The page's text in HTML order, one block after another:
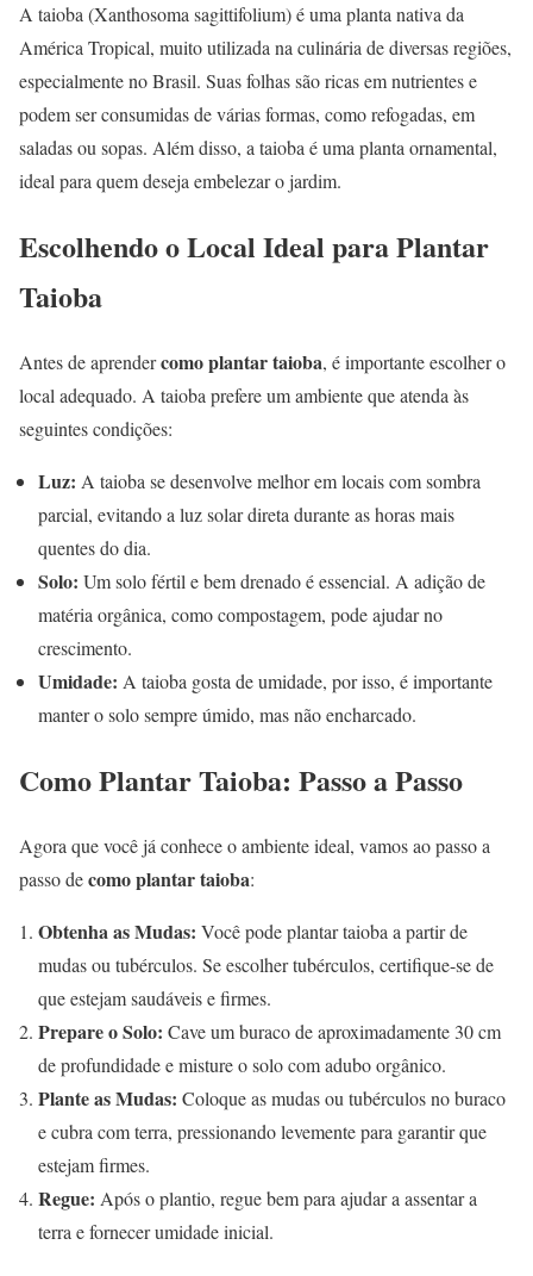
A taioba (Xanthosoma sagittifolium) é uma planta nativa da
América Tropical, muito utilizada na culinária de diversas regiões,
especialmente no Brasil. Suas folhas são ricas em nutrientes e
podem ser consumidas de várias formas, como refogadas, em
saladas ou sopas. Além disso, a taioba é uma planta ornamental,
ideal para quem deseja embelezar o jardim.
Escolhendo o Local Ideal para Plantar
Taioba
Antes de aprendercomo plantar taioba, é importante escolher o
local adequado. A taioba prefere um ambiente que atenda às
seguintes condições:
Luz: A taioba se desenvolve melhor em locais com sombra
parcial, evitando a luz solar direta durante as horas mais
quentes do dia.
Solo: Um solo fértil e bem drenado é essencial. A adição de
matéria orgânica, como compostagem, pode ajudar no
crescimento.
Umidade: A taioba gosta de umidade, por isso, é importante
manter o solo sempre úmido, mas não encharcado.
Como Plantar Taioba: Passo a Passo
Agora que você já conhece o ambiente ideal, vamos ao passo a
passo decomo plantar taioba:
Obtenha as Mudas: Você pode plantar taioba a partir de
mudas ou tubérculos. Se escolher tubérculos, certifique-se de
que estejam saudáveis e firmes.
Prepare o Solo: Cave um buraco de aproximadamente 30 cm
de profundidade e misture o solo com adubo orgânico.
Plante as Mudas: Coloque as mudas ou tubérculos no buraco
e cubra com terra, pressionando levemente para garantir que
estejam firmes.
Regue: Após o plantio, regue bem para ajudar a assentar a
terra e fornecer umidade inicial.